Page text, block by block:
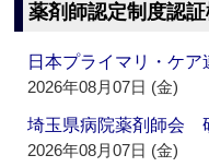
薬剤師認定制度認
日本プライマリ・ケ
2026年08月07日 (金)
埼玉県病院薬剤師会
2026年08月07日 (金)